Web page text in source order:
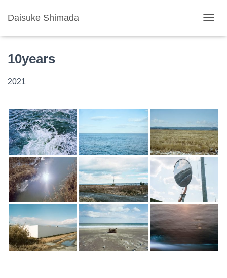
Daisuke Shimada
10years
2021